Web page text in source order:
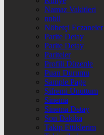
Namaz Vakitleri
nnbil
Nöbetçi Eczaneler
Parite Detay
Parite Detay
Pariteler
Profili Düzenle
Puan Durumu
Sample Page
Şifremi Unuttum
Sinema
Sinema Detay
Son Dakika
Takip Ettiklerim